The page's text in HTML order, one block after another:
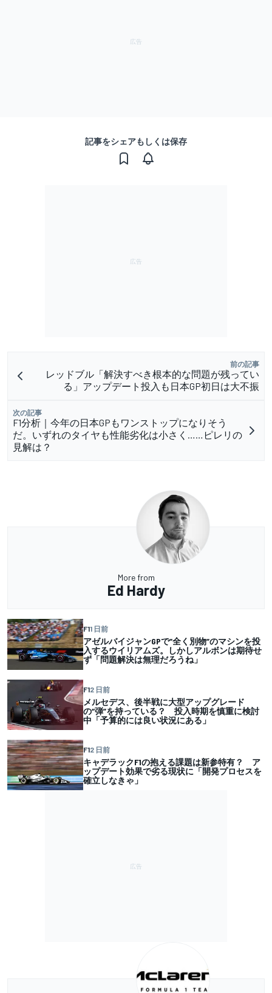
記事をシェアもしくは保存
前の記事
レッドブル「解決すべき根本的な問題が残ってい
る」アップデート投入も日本GP初日は大不振
次の記事
F1分析｜今年の日本GPもワンストップになりそう
だ。いずれのタイヤも性能劣化は小さく……ピレリの
見解は？
More from
Ed Hardy
F11 日前
アゼルバイジャンGPで”全く別物”のマシンを投
入するウイリアムズ。しかしアルボンは期待せ
ず「問題解決は無理だろうね」
F12 日前
メルセデス、後半戦に大型アップグレード
の“弾”を持っている？ 投入時期を慎重に検討
中「予算的には良い状況にある」
F12 日前
キャデラックF1の抱える課題は新参特有？ ア
ップデート効果で劣る現状に「開発プロセスを
確立しなきゃ」